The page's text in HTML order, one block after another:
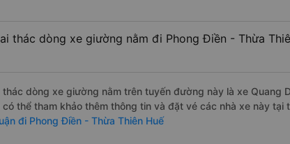
thác dòng xe giường nằm đi Phong Điền - Thừa
dòng xe giường nằm trên tuyến đường này là xe Quang
có thể tham khảo thêm thông tin và đặt vé các nhà xe này tại
đi Phong Điền - Thừa Thiên Huế